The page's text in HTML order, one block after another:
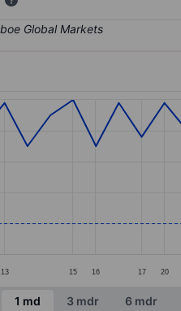
points.
axis displaying values.
13 15 16 17 20
chart.
1 md 3 mdr 6 mdr